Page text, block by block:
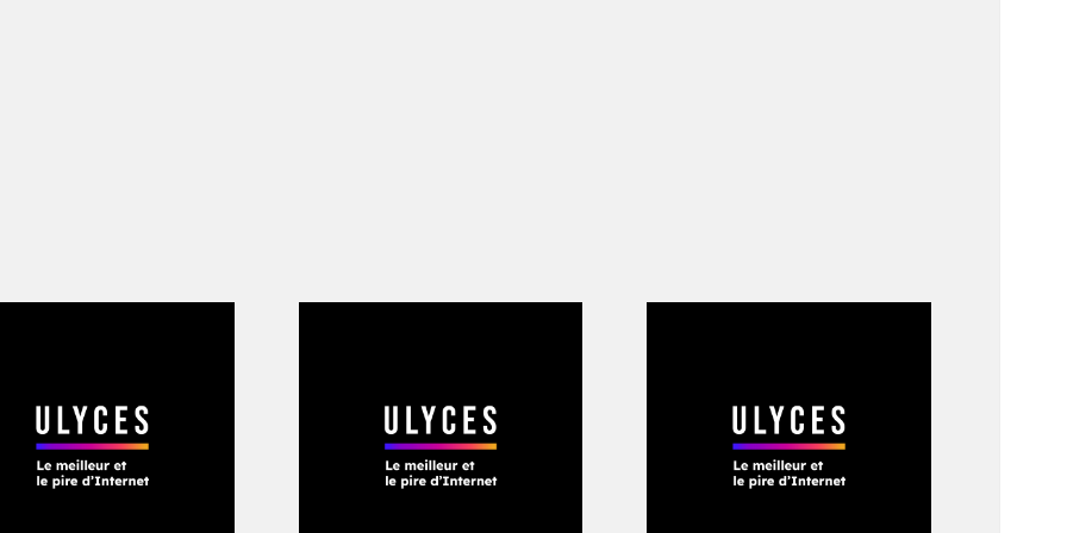
des laboratoires, des universités, des start-ups et des
à gérer de concert les différents projets
nombreuses parties prenantes. «Nous voulons inclure
que possible pour améliorer l’expérience du public
»,
pour améliorer le niveau des joueurs.